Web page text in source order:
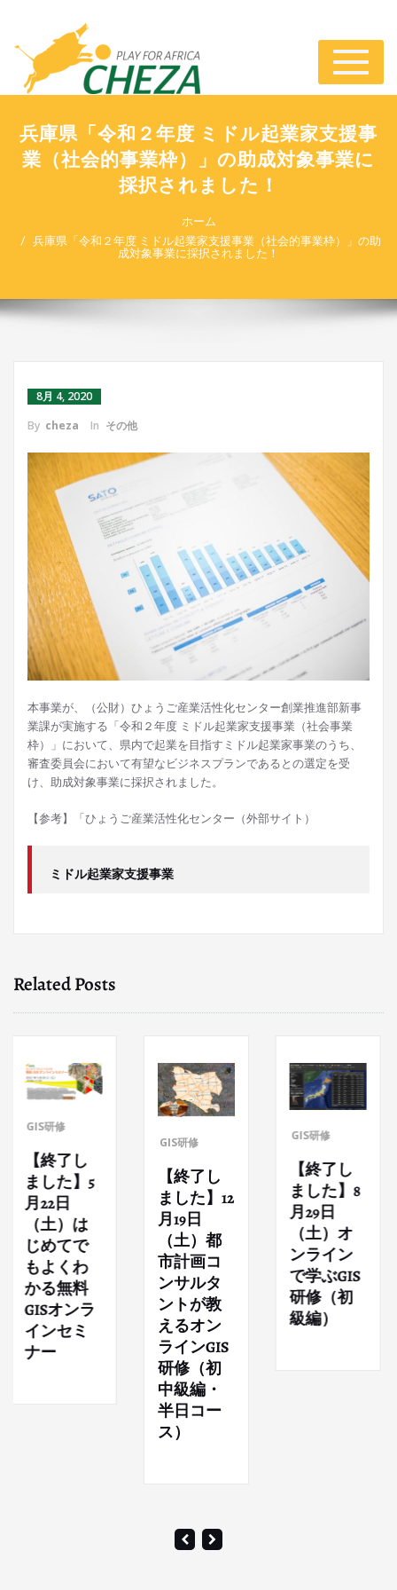
ナ
ビ
ゲ
シ
ョ
替
兵庫県「令和２年度 ミドル起業家支援事
業（社会的事業枠）」の助成対象事業に
採択されました！
ホーム
兵庫県「令和２年度 ミドル起業家支援事業（社会的事業枠）」の助
成対象事業に採択されました！
8月 4, 2020
By cheza In その他
本事業が、（公財）ひょうご産業活性化センター創業推進部新事
業課が実施する「令和２年度 ミドル起業家支援事業（社会事業
枠）」において、県内で起業を目指すミドル起業家事業のうち、
審査委員会において有望なビジネスプランであるとの選定を受
け、助成対象事業に採択されました。
【参考】「ひょうご産業活性化センター（外部サイト）
ミドル起業家支援事業
Related Posts
研修
終了し
した】5
22日
土）は
めてで
よくわ
る無料
オンラ
ンセミ
ー
GIS研修
【終了し
ました】12
月19日
（土）都
市計画コ
ンサルタ
ントが教
えるオン
ラインGIS
研修（初
中級編・
半日コー
ス）
GIS研修
【終了し
ました】8
月29日
（土）オ
ンライン
で学ぶGIS
研修（初
級編）